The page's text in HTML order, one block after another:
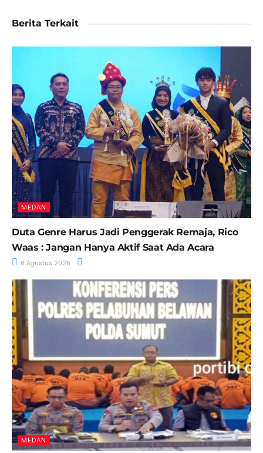
Berita Terkait
MEDAN
Duta Genre Harus Jadi Penggerak Remaja, Rico
Waas : Jangan Hanya Aktif Saat Ada Acara
6 Agustus 2026
MEDAN